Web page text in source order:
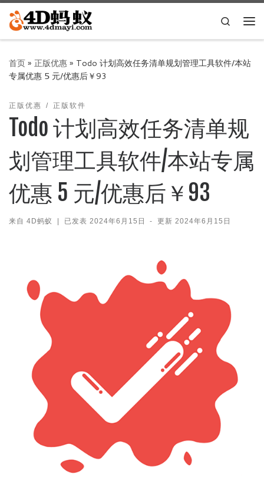
Skip to content
Search
首页» 正版优惠» Todo 计划高效任务清单规划管理工具软件/本站
专属优惠 5 元/优惠后￥93
正版优惠 正版软件
Todo 计划高效任务清单规
划管理工具软件/本站专属
优惠 5 元/优惠后￥93
来自 4D蚂蚁 | 已发表 2024年6月15日 - 更新2024年6月15日